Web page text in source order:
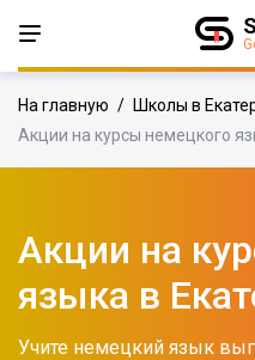
На главную / Школы в
Акции на курсы немецкого
Акции на
языка в
Учите немецкий язык